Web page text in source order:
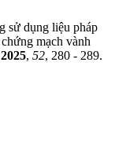
sử dụng liệu pháp
mạch vành
2025, 52, 280 - 289.